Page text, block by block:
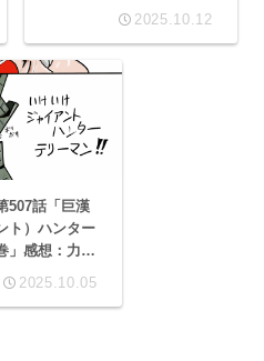
2025.10.12
507話「巨漢
ト）ハンター
」感想：力と
アドバンテー
2025.10.05